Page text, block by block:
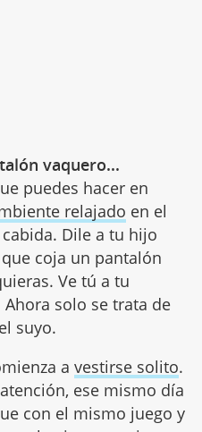
vaquero...
puedes hacer en
relajado en el
Dile a tu hijo
coja un pantalón
Ve tú a tu
solo se trata de
suyo.
a vestirse solito.
ese mismo día
con el mismo juego y